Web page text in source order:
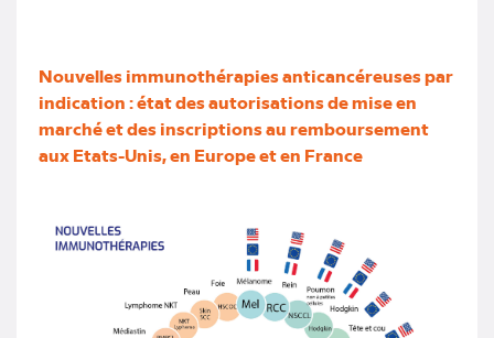
Nouvelles immunothérapies anticancéreuses par
indication : état des autorisations de mise en
marché et des inscriptions au remboursement
aux Etats-Unis, en Europe et en France